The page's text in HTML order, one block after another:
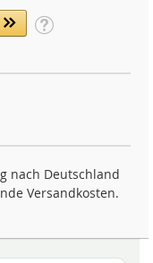
nach Deutschland
Versandkosten.